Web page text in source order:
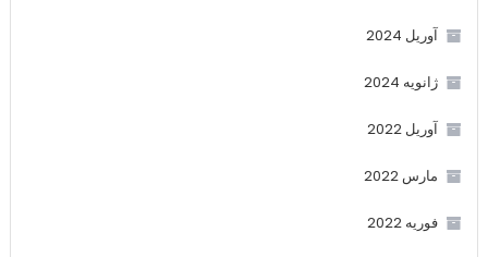
آوریل 2024
ژانویه 2024
آوریل 2022
مارس 2022
فوریه 2022